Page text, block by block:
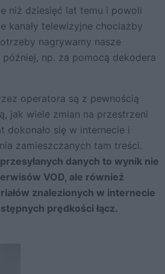
niż dziesięć lat temu i powoli
kanały telewizyjne chociażby
nagrywamy nasze
np. za pomocą dekodera
operatora są z pewnością
jak wiele zmian na przestrzeni
dokonało się w internecie i
zamieszczanych tam treści.
danych to wynik nie
VOD, ale również
znalezionych w internecie
prędkości łącz.